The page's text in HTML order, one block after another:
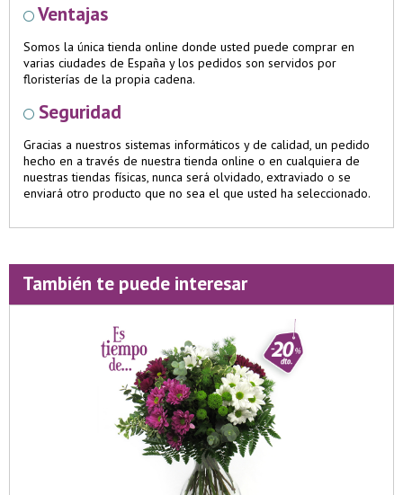
Ventajas
Somos la única tienda online donde usted puede comprar en
varias ciudades de España y los pedidos son servidos por
floristerías de la propia cadena.
Seguridad
Gracias a nuestros sistemas informáticos y de calidad, un pedido
hecho en a través de nuestra tienda online o en cualquiera de
nuestras tiendas físicas, nunca será olvidado, extraviado o se
enviará otro producto que no sea el que usted ha seleccionado.
También te puede interesar